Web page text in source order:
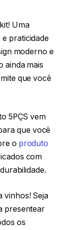
Uma
praticidade
moderno e
ainda mais
que você
5PÇS vem
que você
o produto
com
vinhos! Seja
presentear
os